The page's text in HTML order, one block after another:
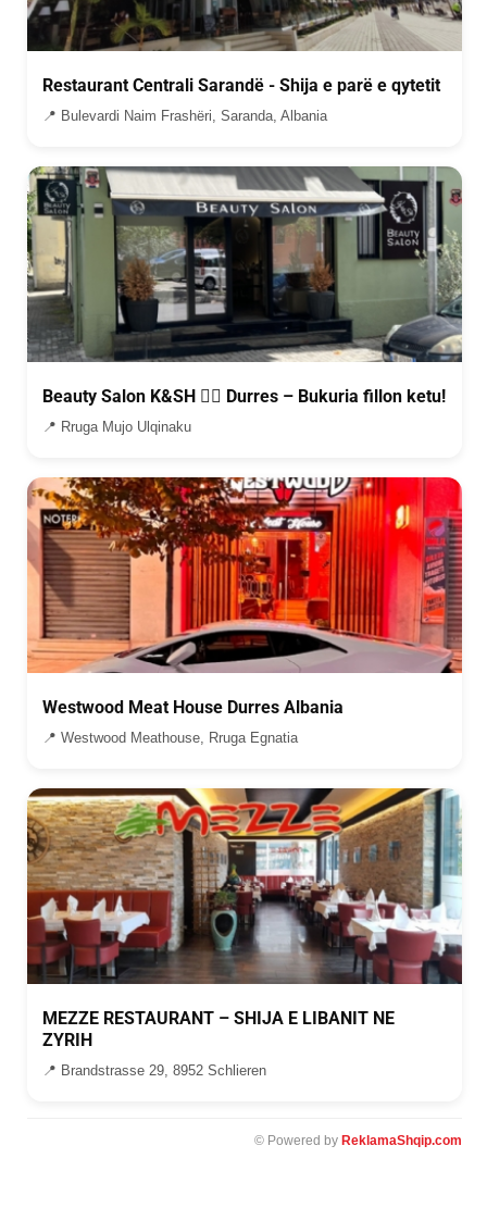
Restaurant Centrali Sarandë - Shija e parë e qytetit
📍 Bulevardi Naim Frashëri, Saranda, Albania
Beauty Salon K&SH 💇‍♀️ Durres – Bukuria fillon ketu!
📍 Rruga Mujo Ulqinaku
Westwood Meat House Durres Albania
📍 Westwood Meathouse, Rruga Egnatia
MEZZE RESTAURANT – SHIJA E LIBANIT NE
ZYRIH
📍 Brandstrasse 29, 8952 Schlieren
© Powered by ReklamaShqip.com